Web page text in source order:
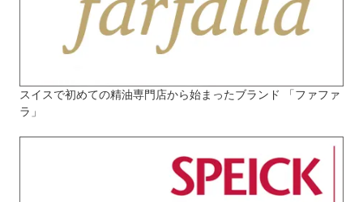
スイスで初めての精油専門店から始まったブランド 「ファファ
ラ」